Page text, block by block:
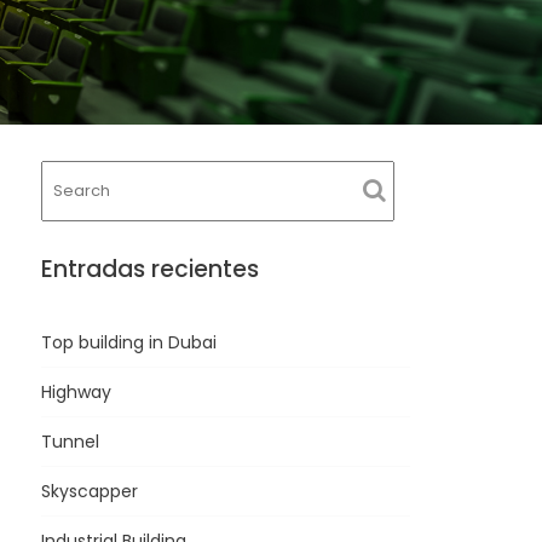
Entradas recientes
Top building in Dubai
Highway
Tunnel
Skyscapper